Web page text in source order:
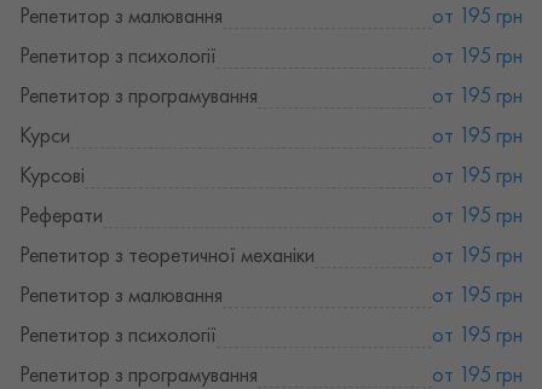
Репетитор з малювання
от 195 грн
Репетитор з психології
от 195 грн
Репетитор з програмування
от 195 грн
Курси
от 195 грн
Курсові
от 195 грн
Реферати
от 195 грн
Репетитор з теоретичної механіки
от 195 грн
Репетитор з малювання
от 195 грн
Репетитор з психології
от 195 грн
Репетитор з програмування
от 195 грн